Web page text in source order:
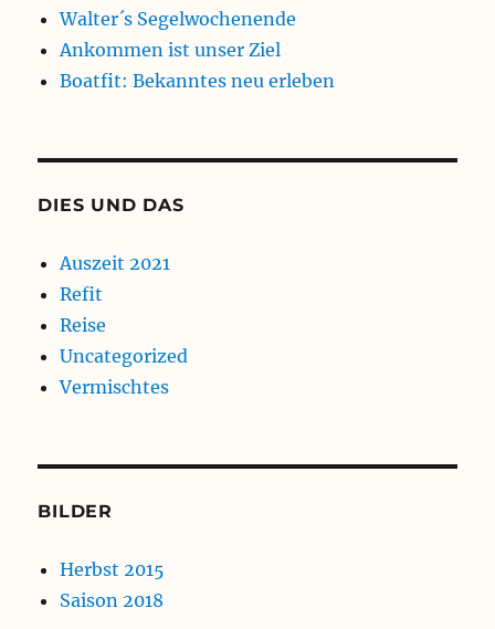
Walter´s Segelwochenende
Ankommen ist unser Ziel
Boatfit: Bekanntes neu erleben
DIES UND DAS
Auszeit 2021
Refit
Reise
Uncategorized
Vermischtes
BILDER
Herbst 2015
Saison 2018